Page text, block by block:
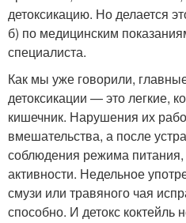
детоксикацию. Но делается
б) по медицинским
специалиста.
Как мы уже говорили,
детоксикации — это легкие,
кишечник. Нарушения их
вмешательства, а после
соблюдения режима
активности. Недельное
смузи или травяного чая
способно. И детокс коктейль